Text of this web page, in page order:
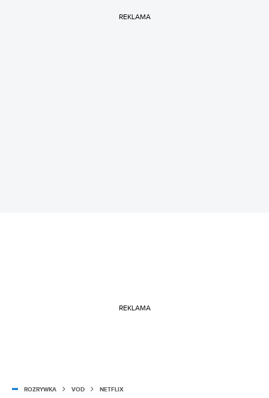
REKLAMA
REKLAMA
ROZRYWKA VOD NETFLIX